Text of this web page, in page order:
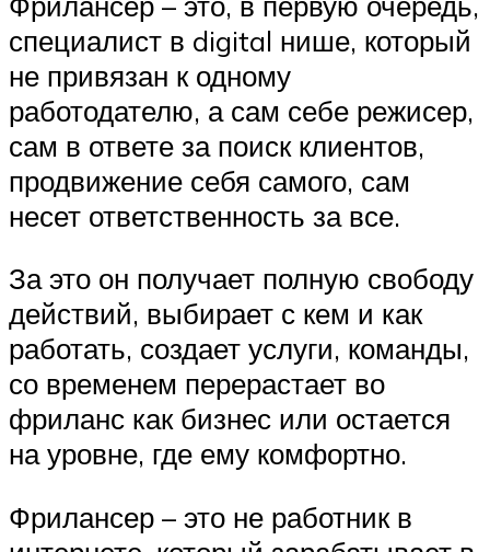
специалист в digital нише, который
не привязан к одному
работодателю, а сам себе режисер,
сам в ответе за поиск клиентов,
продвижение себя самого, сам
несет ответственность за все.
За это он получает полную свободу
действий, выбирает с кем и как
работать, создает услуги, команды,
со временем перерастает во
фриланс как бизнес или остается
на уровне, где ему комфортно.
Фрилансер – это не работник в